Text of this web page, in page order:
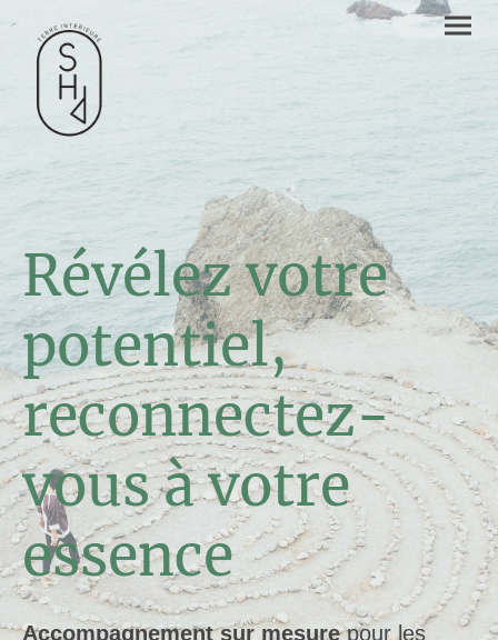
Révélez votre
potentiel,
reconnectez-
vous à votre
essence
Accompagnement sur mesurepour les